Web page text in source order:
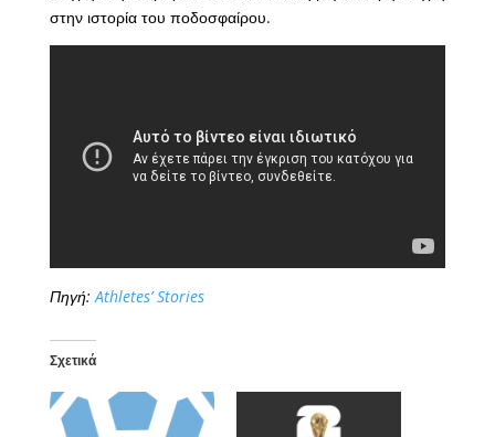
στην ιστορία του ποδοσφαίρου.
Πηγή:Athletes’ Stories
Σχετικά